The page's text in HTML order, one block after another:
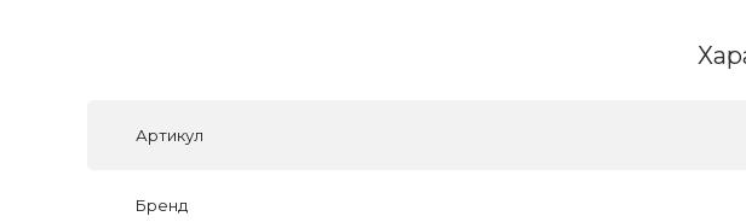
Артикул
Бренд